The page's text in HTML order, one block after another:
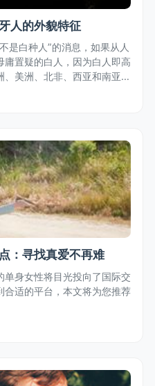
人的外貌特征
是白种人”的消息，如果从人
置疑的白人，因为白人即高
美洲、北非、西亚和南亚，
不是只有金发碧眼的才叫白
：寻找真爱不再难
身女性将目光投向了国际交
合适的平台，本文将为您推荐